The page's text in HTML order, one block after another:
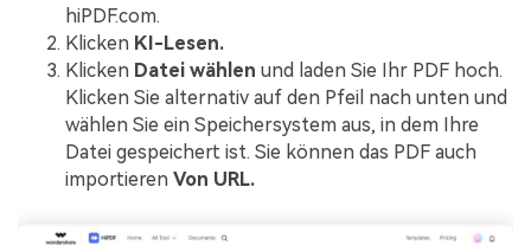
hiPDF.com.
Klicken KI-Lesen.
Klicken Datei wählen und laden Sie Ihr PDF hoch.
Klicken Sie alternativ auf den Pfeil nach unten und
wählen Sie ein Speichersystem aus, in dem Ihre
Datei gespeichert ist. Sie können das PDF auch
importieren Von URL.